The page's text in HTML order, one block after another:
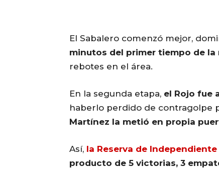
El Sabalero comenzó mejor,
minutos del primer tiempo de la
rebotes en el área.
En la segunda etapa, el Rojo fue
haberlo perdido de contragolpe
Martínez la metió en propia
Así, la Reserva de Independiente
producto de 5 victorias, 3